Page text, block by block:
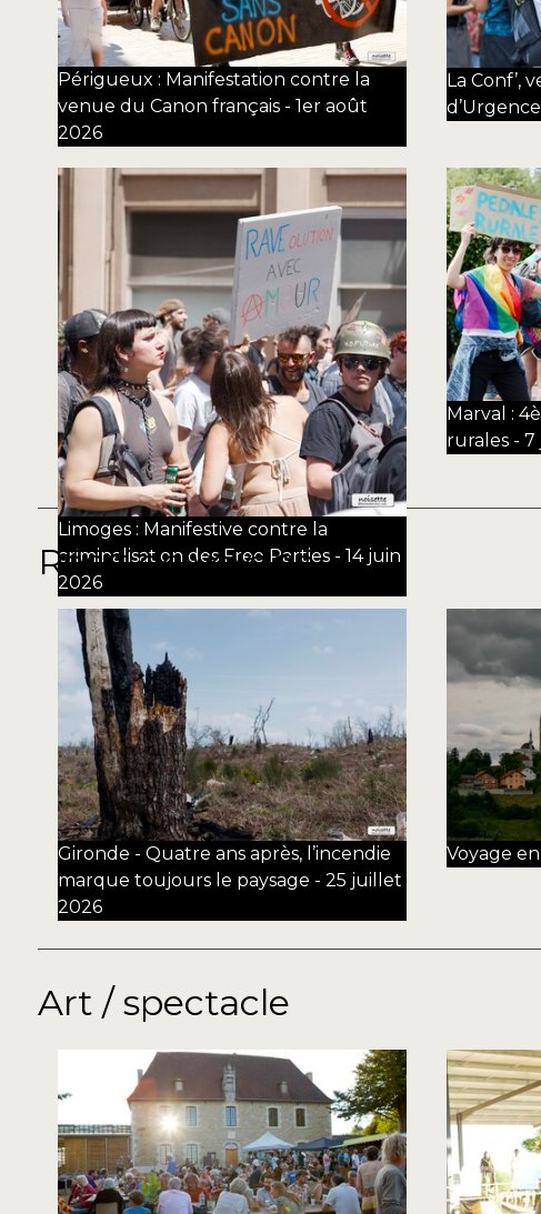
Périgueux : Manifestation contre la
venue du Canon français - 1er août
2026
La Conf’,
Limoges : Manifestive contre la
criminalisation des Free Parties - 14 juin
2026
Marval :
rurales -
Récit de voyage
Gironde - Quatre ans après, l’incendie
marque toujours le paysage - 25 juillet
2026
Voyage
Art / spectacle